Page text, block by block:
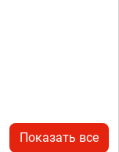
Показать все